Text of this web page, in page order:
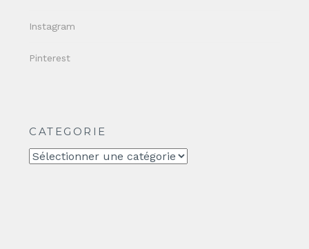
Instagram
Pinterest
CATEGORIE
CATEGORIE